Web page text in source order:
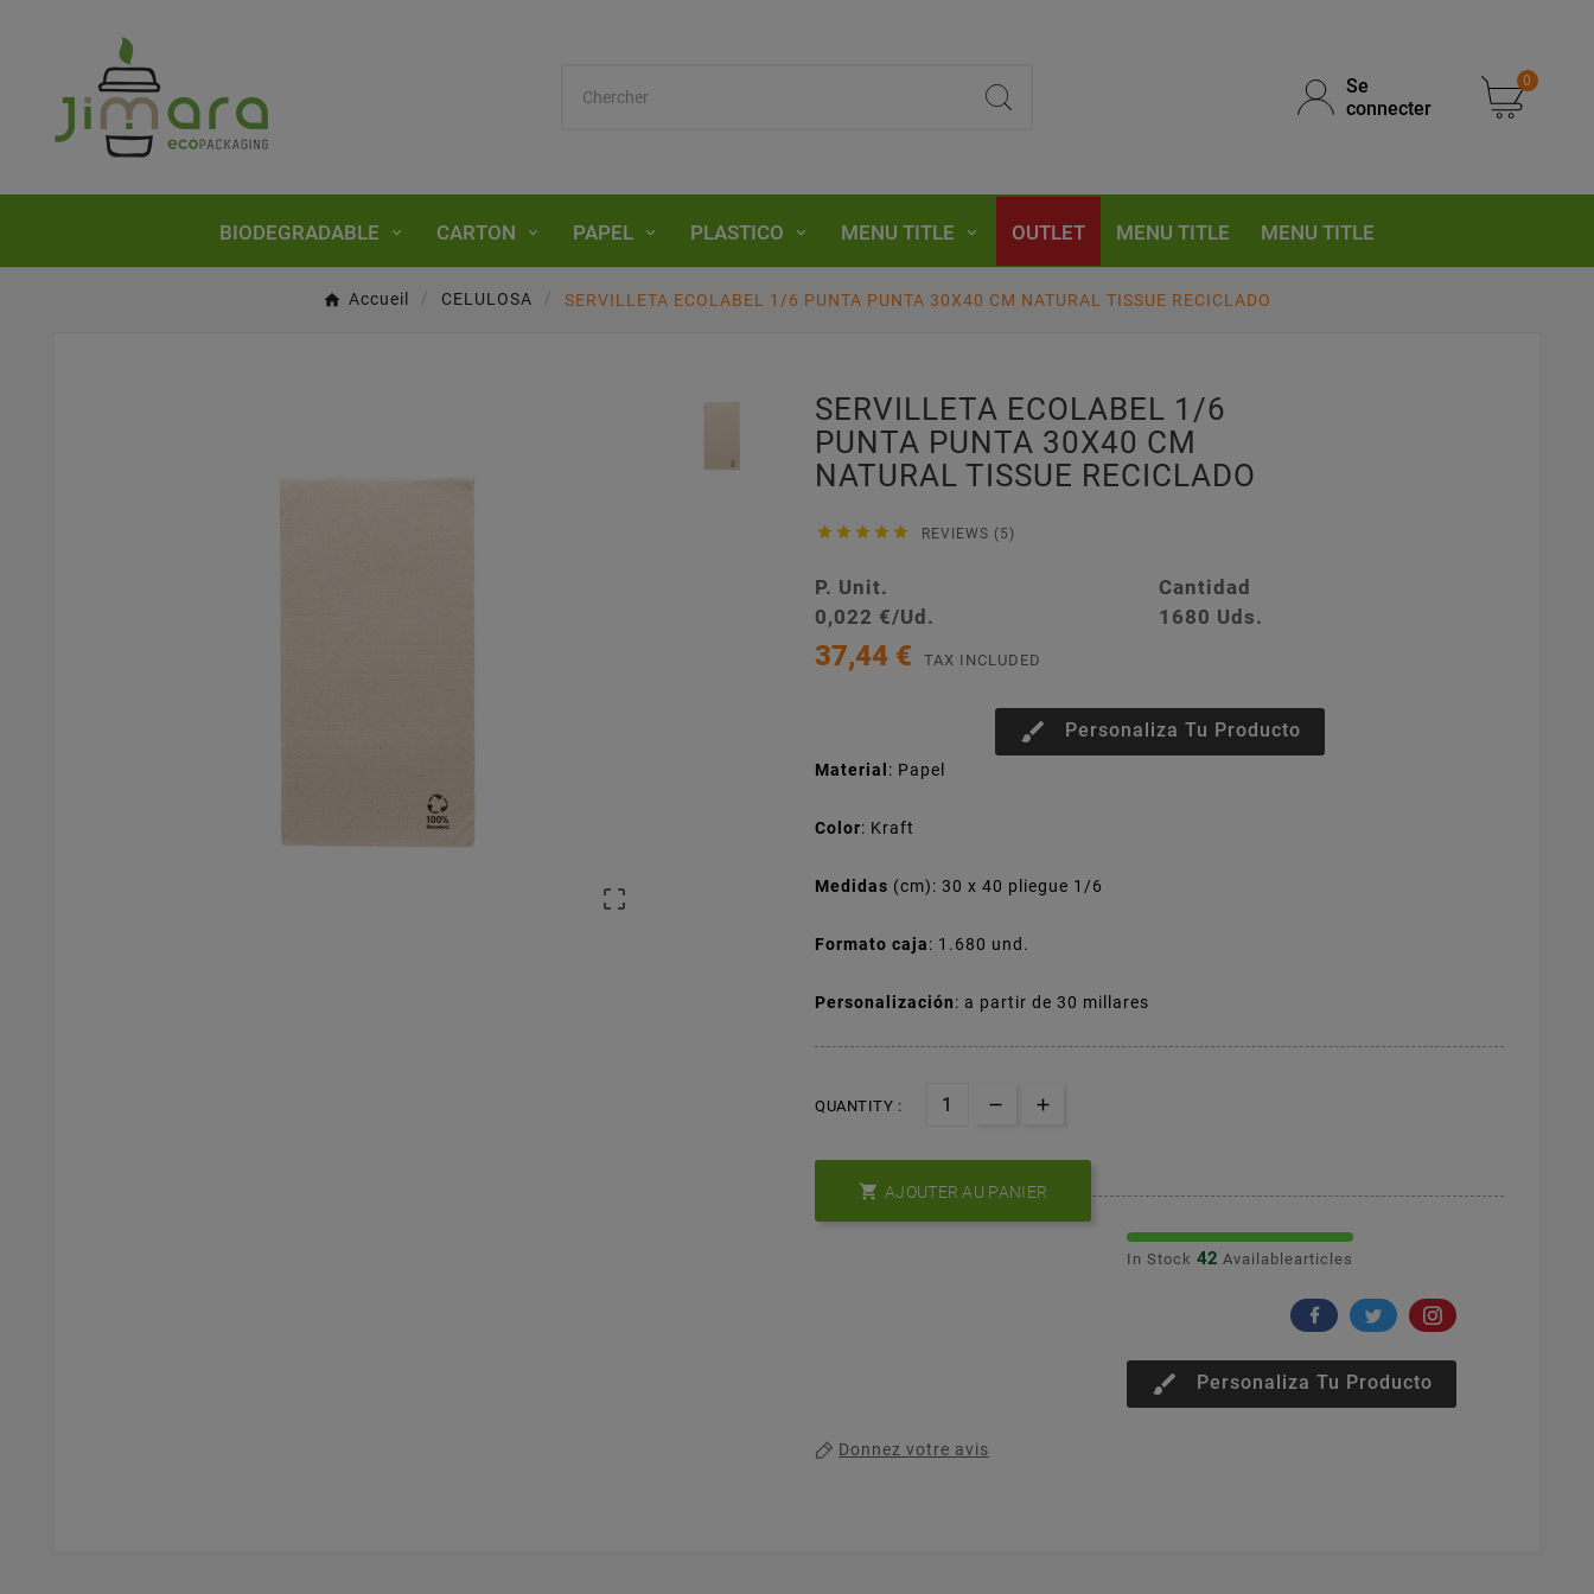
Se
connecter
0
BIODEGRADABLE CARTON PAPEL PLASTICO MENU TITLE OUTLET MENU TITLE MENU TITLE
Accueil CELULOSA SERVILLETA ECOLABEL 1/6 PUNTA PUNTA 30X40 CM NATURAL TISSUE RECICLADO

SERVILLETA ECOLABEL 1/6
PUNTA PUNTA 30X40 CM
NATURAL TISSUE RECICLADO
     REVIEWS (5)
P. Unit.
Cantidad
0,022 €/Ud.
1680 Uds.
37,44 € TAX INCLUDED
brush Personaliza Tu Producto
Material : Papel
Color: Kraft
Medidas (cm): 30 x 40 pliegue 1/6
Formato caja: 1.680 und.
Personalización: a partir de 30 millares
QUANTITY :
 AJOUTER AU PANIER
In Stock 42 Availablearticles
brush Personaliza Tu Producto
Donnez votre avis